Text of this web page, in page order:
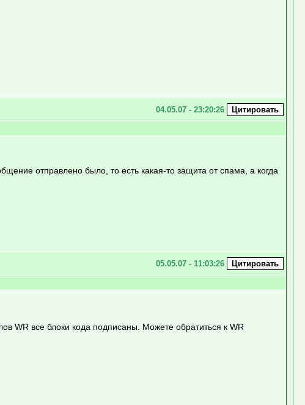
04.05.07 - 23:20:26
отправлено было, то есть какая-то защита от спама, а когда
05.05.07 - 11:03:26
WR все блоки кода подписаны. Можете обратиться к WR